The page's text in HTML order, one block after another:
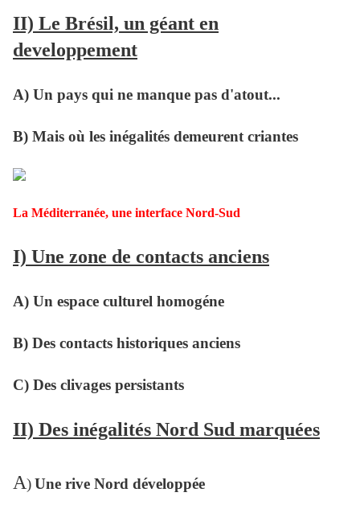
II) Le Brésil, un géant en
developpement
A) Un pays qui ne manque pas d'atout...
B) Mais où les inégalités demeurent criantes
La Méditerranée, une interface Nord-Sud
I) Une zone de contacts anciens
A) Un espace culturel homogéne
B) Des contacts historiques anciens
C) Des clivages persistants
II) Des inégalités Nord Sud marquées
A)Une rive Nord développée